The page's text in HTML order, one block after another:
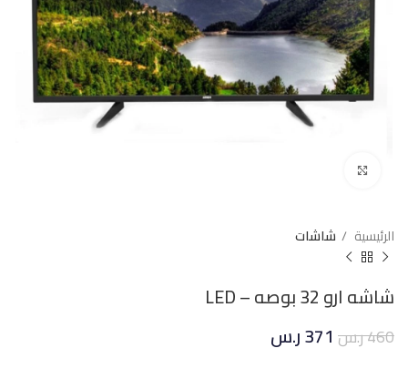
الرئيسية شاشات
شاشه ارو 32 بوصه – LED
460ر.س 371ر.س